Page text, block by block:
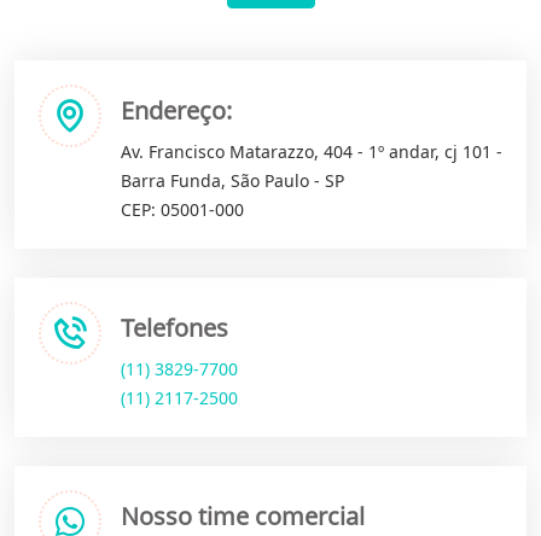
Endereço:
Av. Francisco Matarazzo, 404 - 1º andar, cj 101 -
Barra Funda, São Paulo - SP
CEP: 05001-000
Telefones
(11) 3829-7700
(11) 2117-2500
Nosso time comercial